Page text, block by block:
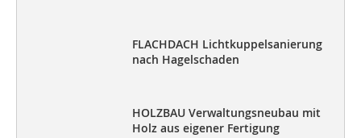
FLACHDACH Lichtkuppelsanierung
nach Hagelschaden
HOLZBAU Verwaltungsneubau mit
Holz aus eigener Fertigung